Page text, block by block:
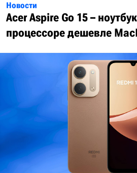
Новости
Acer Aspire Go 15 –
процессоре дешевле